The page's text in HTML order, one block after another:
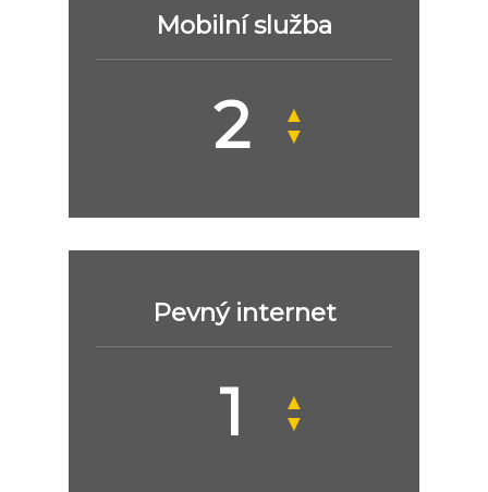
Mobilní služba
▲
▼
Pevný internet
▲
▼